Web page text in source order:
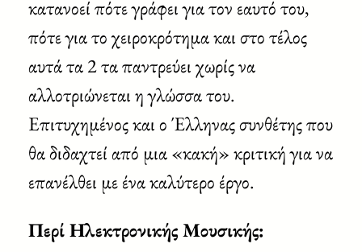
κατανοεί πότε γράφει για τον εαυτό του,
πότε για το χειροκρότημα και στο τέλος
αυτά τα 2 τα παντρεύει χωρίς να
αλλοτριώνεται η γλώσσα του.
Επιτυχημένος και ο Έλληνας συνθέτης που
θα διδαχτεί από μια «κακή» κριτική για να
επανέλθει με ένα καλύτερο έργο.
Περί Ηλεκτρονικής Μουσικής: